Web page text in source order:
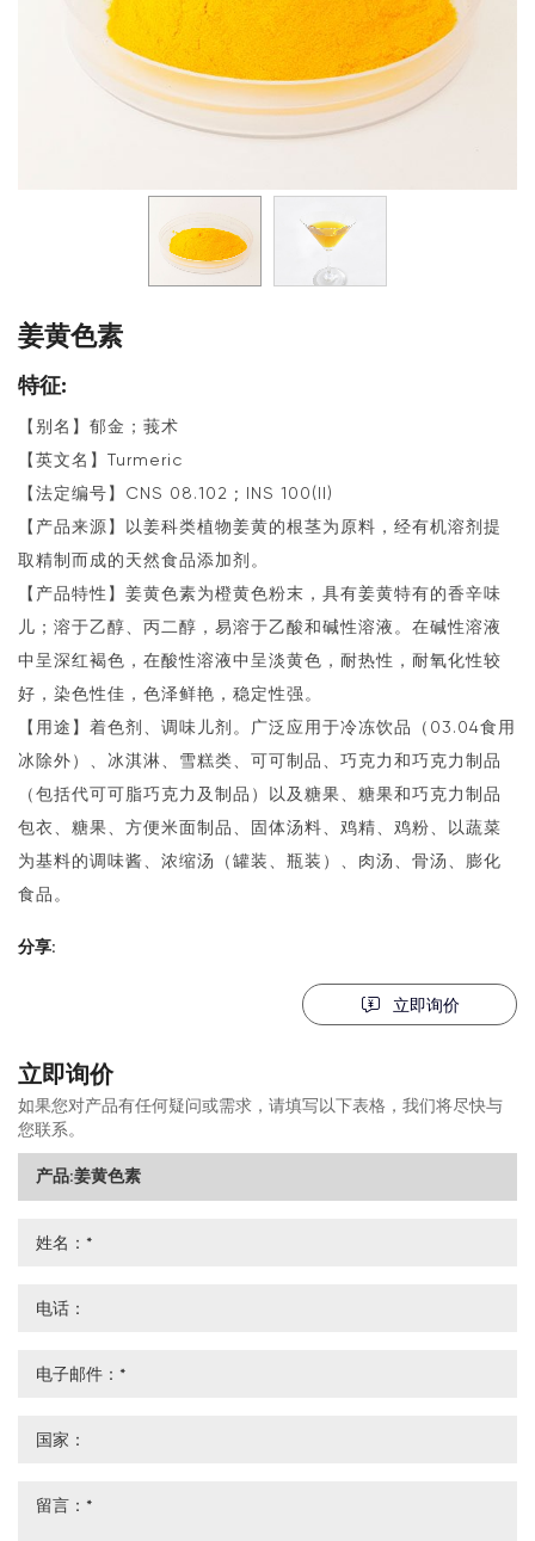
姜黄色素
特征:
【别名】郁金；莪术
【英文名】Turmeric
【法定编号】CNS 08.102 ; INS 100(II)
【产品来源】以姜科类植物姜黄的根茎为原料，经有机溶剂提
取精制而成的天然食品添加剂。
【产品特性】姜黄色素为橙黄色粉末，具有姜黄特有的香辛味
儿；溶于乙醇、丙二醇，易溶于乙酸和碱性溶液。在碱性溶液
中呈深红褐色，在酸性溶液中呈淡黄色，耐热性，耐氧化性较
好，染色性佳，色泽鲜艳，稳定性强。
【用途】着色剂、调味儿剂。广泛应用于冷冻饮品（03.04食用
冰除外）、冰淇淋、雪糕类、可可制品、巧克力和巧克力制品
（包括代可可脂巧克力及制品）以及糖果、糖果和巧克力制品
包衣、糖果、方便米面制品、固体汤料、鸡精、鸡粉、以蔬菜
为基料的调味酱、浓缩汤（罐装、瓶装）、肉汤、骨汤、膨化
食品。
分享:
立即询价
立即询价
如果您对产品有任何疑问或需求，请填写以下表格，我们将尽快与
您联系。